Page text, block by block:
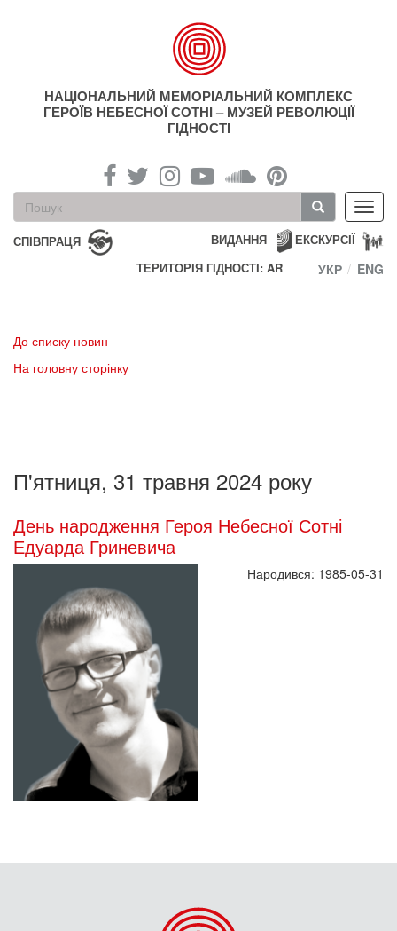
НАЦІОНАЛЬНИЙ МЕМОРІАЛЬНИЙ КОМПЛЕКС
ГЕРОЇВ НЕБЕСНОЇ СОТНІ – МУЗЕЙ РЕВОЛЮЦІЇ
ГІДНОСТІ
Пошукова
форма
Пошук
СПІВПРАЦЯ ЕКСКУРСІЇ
ВИДАННЯ
ТЕРИТОРІЯ ГІДНОСТІ: AR
УКР ENG
До списку новин
На головну сторінку
П'ятниця, 31 травня 2024 року
День народження Героя Небесної Сотні
Едуарда Гриневича
Народився: 1985-05-31